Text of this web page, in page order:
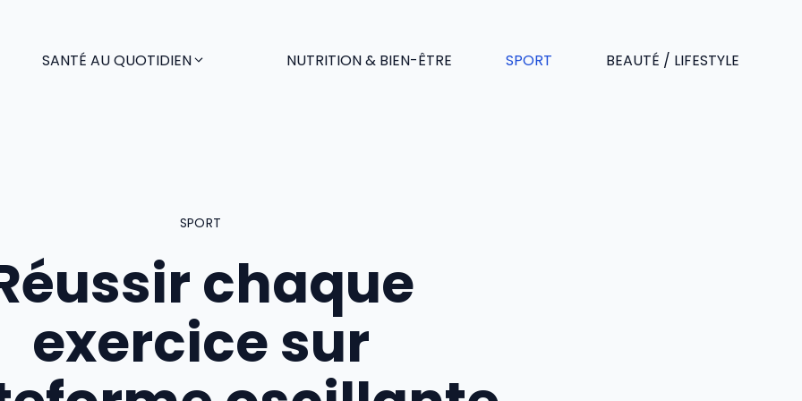
SANTÉ AU QUOTIDIEN NUTRITION & BIEN-ÊTRE SPORT BEAUTÉ / LIFESTYLE
SPORT
chaque
exercice sur